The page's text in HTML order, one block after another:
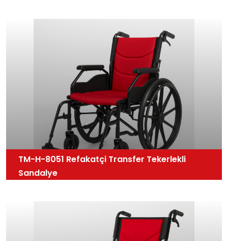
TM-H-8051 Refakatçi Transfer Tekerlekli
Sandalye